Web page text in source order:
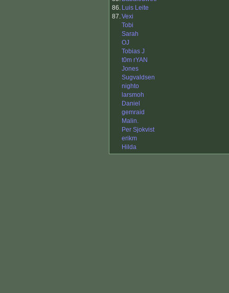
86. Luis Leite
87.Vexi
Tobi
Sarah
OJ
Tobias J
t0m rYAN
Jones
Sugvaldsen
nighto
larsmoh
Daniel
gemraid
Malin.
Per Sjokvist
erikm
Hilda